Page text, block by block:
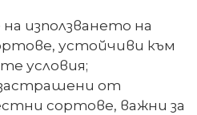
използването на
устойчиви към
условия;
от
сортове, важни за